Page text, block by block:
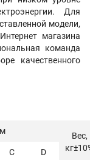
Для
модели,
магазина
команда
качественного
Вес,
С D